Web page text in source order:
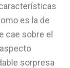
es la de
cae sobre el
sorpresa